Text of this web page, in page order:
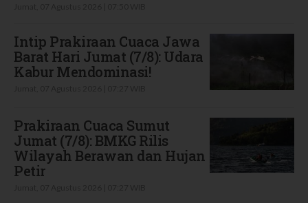
Intip Prakiraan Cuaca Jawa
Barat Hari Jumat (7/8): Udara
Kabur Mendominasi!
Prakiraan Cuaca Sumut
Jumat (7/8): BMKG Rilis
Wilayah Berawan dan Hujan
Petir